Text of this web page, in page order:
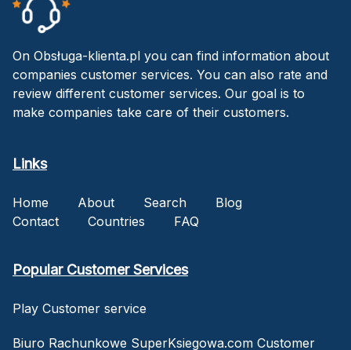
On Obsługa-klienta.pl you can find information about
companies customer services. You can also rate and
review different customer services. Our goal is to
make companies take care of their customers.
Links
Home About Search
Blog
Contact
Countries FAQ
Popular Customer Services
Play Customer service
Biuro Rachunkowe SuperKsiegowa.com Customer